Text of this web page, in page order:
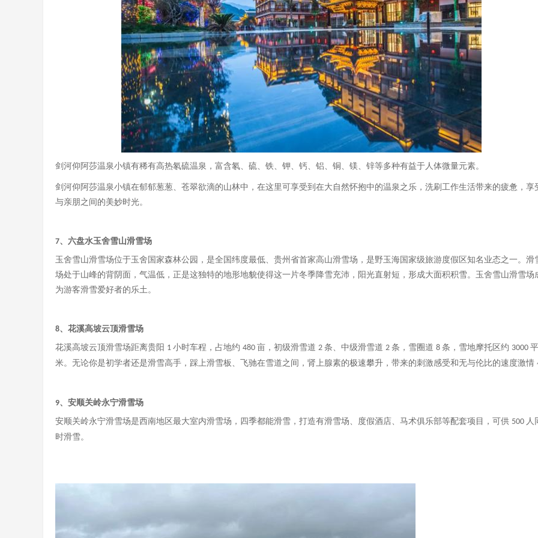
剑河仰阿莎温泉小镇有稀有高热氡硫温泉，富含氡、硫、铁、钾、钙、铝、铜、镁、锌等多种有益于人体微量元素。
剑河仰阿莎温泉小镇在郁郁葱葱、苍翠欲滴的山林中，在这里可享受到在大自然怀抱中的温泉之乐，洗刷工作生活带来的疲惫，享
与亲朋之间的美妙时光。
7、六盘水玉舍雪山滑雪场
玉舍雪山滑雪场位于玉舍国家森林公园，是全国纬度最低、贵州省首家高山滑雪场，是野玉海国家级旅游度假区知名业态之一。滑
场处于山峰的背阴面，气温低，正是这独特的地形地貌使得这一片冬季降雪充沛，阳光直射短，形成大面积积雪。玉舍雪山滑雪场
为游客滑雪爱好者的乐土。
8、花溪高坡云顶滑雪场
花溪高坡云顶滑雪场距离贵阳 1 小时车程，占地约 480 亩，初级滑雪道 2 条、中级滑雪道 2 条，雪圈道 8 条，雪地摩托区约 3000 平
米。无论你是初学者还是滑雪高手，踩上滑雪板、飞驰在雪道之间，肾上腺素的极速攀升，带来的刺激感受和无与伦比的速度激情
9、安顺关岭永宁滑雪场
安顺关岭永宁滑雪场是西南地区最大室内滑雪场，四季都能滑雪，打造有滑雪场、度假酒店、马术俱乐部等配套项目，可供 500 人
时滑雪。